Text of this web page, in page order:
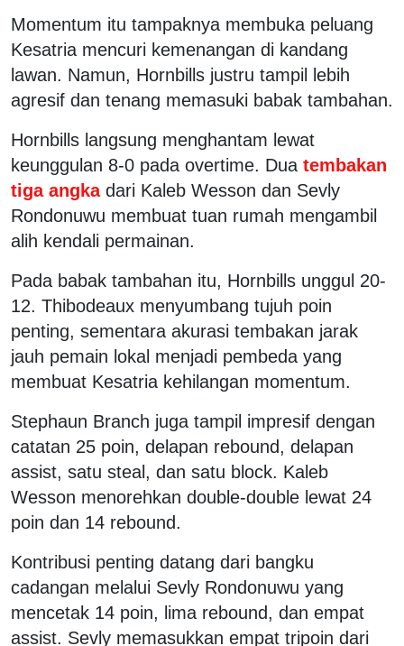
Momentum itu tampaknya membuka peluang
Kesatria mencuri kemenangan di kandang
lawan. Namun, Hornbills justru tampil lebih
agresif dan tenang memasuki babak tambahan.
Hornbills langsung menghantam lewat
keunggulan 8-0 pada overtime. Dua tembakan
tiga angka dari Kaleb Wesson dan Sevly
Rondonuwu membuat tuan rumah mengambil
alih kendali permainan.
Pada babak tambahan itu, Hornbills unggul 20-
12. Thibodeaux menyumbang tujuh poin
penting, sementara akurasi tembakan jarak
jauh pemain lokal menjadi pembeda yang
membuat Kesatria kehilangan momentum.
Stephaun Branch juga tampil impresif dengan
catatan 25 poin, delapan rebound, delapan
assist, satu steal, dan satu block. Kaleb
Wesson menorehkan double-double lewat 24
poin dan 14 rebound.
Kontribusi penting datang dari bangku
cadangan melalui Sevly Rondonuwu yang
mencetak 14 poin, lima rebound, dan empat
assist. Sevly memasukkan empat tripoin dari